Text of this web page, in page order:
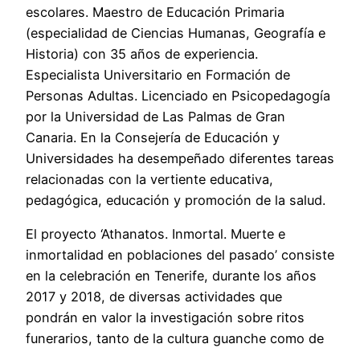
escolares. Maestro de Educación Primaria
(especialidad de Ciencias Humanas, Geografía e
Historia) con 35 años de experiencia.
Especialista Universitario en Formación de
Personas Adultas. Licenciado en Psicopedagogía
por la Universidad de Las Palmas de Gran
Canaria. En la Consejería de Educación y
Universidades ha desempeñado diferentes tareas
relacionadas con la vertiente educativa,
pedagógica, educación y promoción de la salud.
El proyecto ‘Athanatos. Inmortal. Muerte e
inmortalidad en poblaciones del pasado’ consiste
en la celebración en Tenerife, durante los años
2017 y 2018, de diversas actividades que
pondrán en valor la investigación sobre ritos
funerarios, tanto de la cultura guanche como de